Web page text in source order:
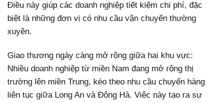
Điều này giúp các doanh nghiệp tiết kiệm chi phí, đặc
biệt là những đơn vị có nhu cầu vận chuyển thường
xuyên.
Giao thương ngày càng mở rộng giữa hai khu vực:
Nhiều doanh nghiệp từ miền Nam đang mở rộng thị
trường lên miền Trung, kéo theo nhu cầu chuyển hàng
liên tục giữa Long An và Đông Hà. Việc này tạo ra sự